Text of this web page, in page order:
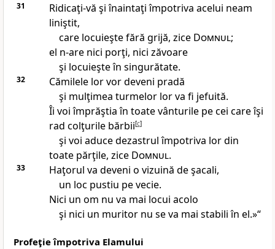
31
Ridicaţi-vă şi înaintaţi împotriva acelui neam
liniştit,
care locuieşte fără grijă, zice Domnul;
el n-are nici porţi, nici zăvoare
şi locuieşte în singurătate.
32
Cămilele lor vor deveni pradă
şi mulţimea turmelor lor va fi jefuită.
Îi voi împrăştia în toate vânturile pe cei care îşi
rad colţurile bărbii[c]
şi voi aduce dezastrul împotriva lor din
toate părţile, zice Domnul.
33
Haţorul va deveni o vizuină de şacali,
un loc pustiu pe vecie.
Nici un om nu va mai locui acolo
şi nici un muritor nu se va mai stabili în el.»“
Profeţie împotriva Elamului